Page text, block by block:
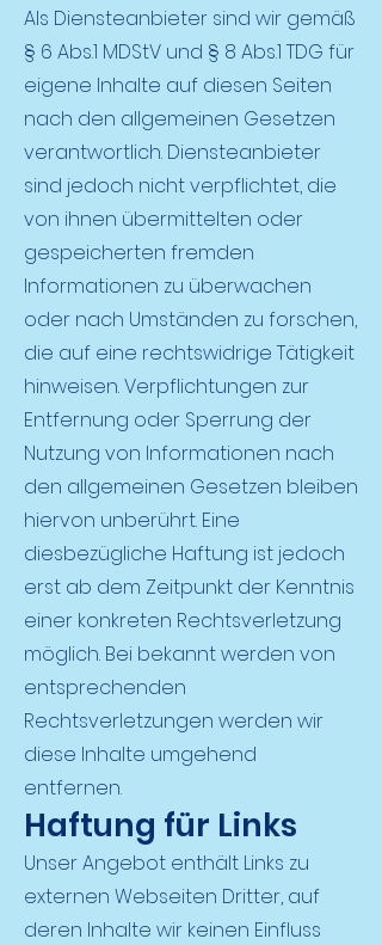
Als Diensteanbieter sind wir gemäß
§ 6 Abs.1 MDStV und § 8 Abs.1 TDG für
eigene Inhalte auf diesen Seiten
nach den allgemeinen Gesetzen
verantwortlich. Diensteanbieter
sind jedoch nicht verpflichtet, die
von ihnen übermittelten oder
gespeicherten fremden
Informationen zu überwachen
oder nach Umständen zu forschen,
die auf eine rechtswidrige Tätigkeit
hinweisen. Verpflichtungen zur
Entfernung oder Sperrung der
Nutzung von Informationen nach
den allgemeinen Gesetzen bleiben
hiervon unberührt. Eine
diesbezügliche Haftung ist jedoch
erst ab dem Zeitpunkt der Kenntnis
einer konkreten Rechtsverletzung
möglich. Bei bekannt werden von
entsprechenden
Rechtsverletzungen werden wir
diese Inhalte umgehend
entfernen.
Haftung für Links
Unser Angebot enthält Links zu
externen Webseiten Dritter, auf
deren Inhalte wir keinen Einfluss